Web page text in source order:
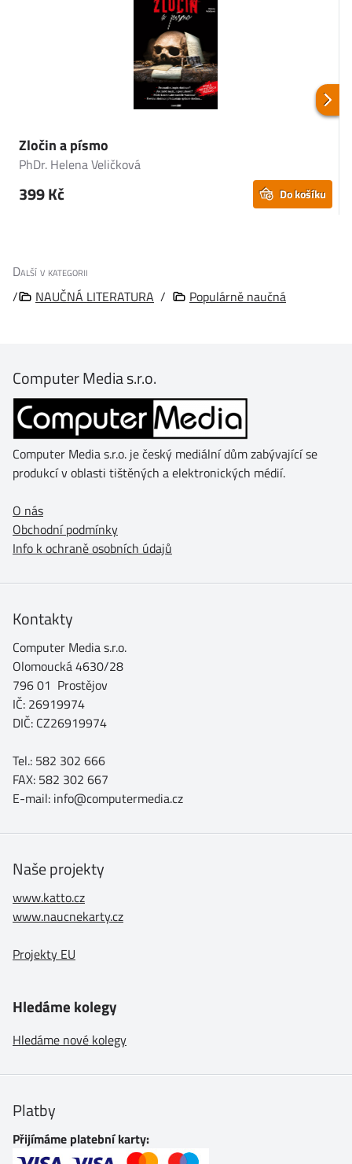
Zločin a písmo
PhDr. Helena Veličková
399 Kč Do košíku
Další v kategorii
/
NAUČNÁ LITERATURA / Populárně naučná
Computer Media s.r.o.
Computer Media s.r.o. je český mediální dům zabývající se
produkcí v oblasti tištěných a elektronických médií.
O nás
Obchodní podmínky
Info k ochraně osobních údajů
Kontakty
Computer Media s.r.o.
Olomoucká 4630/28
796 01 Prostějov
IČ: 26919974
DIČ: CZ26919974
Tel.: 582 302 666
FAX: 582 302 667
E-mail: info@computermedia.cz
Naše projekty
www.katto.cz
www.naucnekarty.cz
Projekty EU
Hledáme kolegy
Hledáme nové kolegy
Platby
Přijímáme platební karty: